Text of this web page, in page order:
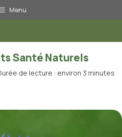
Menu
Santé Naturels
de lecture : environ 3 minutes